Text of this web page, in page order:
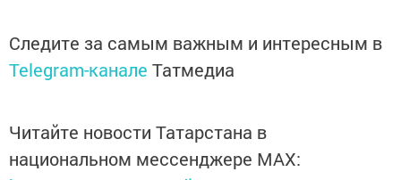
Следите за самым важным и интересным в
Telegram-канале Татмедиа
Читайте новости Татарстана в
национальном мессенджере MАХ: